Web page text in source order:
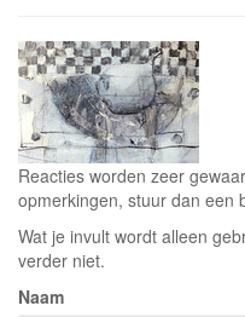
Reacties worden zeer
opmerkingen, stuur dan een
Wat je invult wordt alleen
verder niet.
Naam